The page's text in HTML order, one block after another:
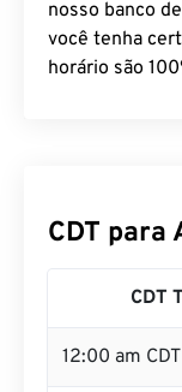
nosso banco
você tenha
horário são
CDT para
CDT
12:00 am